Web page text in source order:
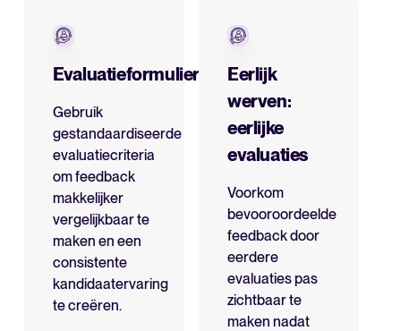
Evaluatieformulieren
Gebruik
gestandaardiseerde
evaluatiecriteria
om feedback
makkelijker
vergelijkbaar te
maken en een
consistente
kandidaatervaring
te creëren.
Eerlijk
werven:
eerlijke
evaluaties
Voorkom
bevooroordeelde
feedback door
eerdere
evaluaties pas
zichtbaar te
maken nadat